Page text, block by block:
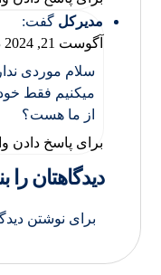
مدیرکل گفت:
آگوست 21, 2024 در 10:41 ق.ظ
سلام موردی
میکنیم فقط
از ما هست؟
برای پاسخ دادن
دیدگاهتان را
برای نوشتن